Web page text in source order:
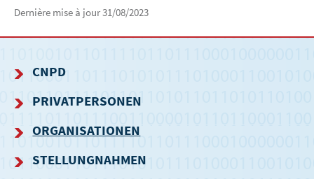
Dernière mise à jour31/08/2023
NAVIGATIONSMENÜ
CNPD
PRIVATPERSONEN
ORGANISATIONEN
STELLUNGNAHMEN